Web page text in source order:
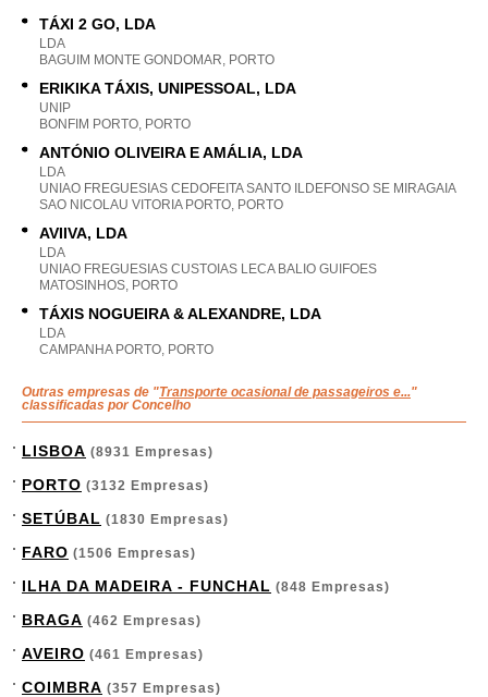
TÁXI 2 GO, LDA
LDA
BAGUIM MONTE GONDOMAR, PORTO
ERIKIKA TÁXIS, UNIPESSOAL, LDA
UNIP
BONFIM PORTO, PORTO
ANTÓNIO OLIVEIRA E AMÁLIA, LDA
LDA
UNIAO FREGUESIAS CEDOFEITA SANTO ILDEFONSO SE MIRAGAIA
SAO NICOLAU VITORIA PORTO, PORTO
AVIIVA, LDA
LDA
UNIAO FREGUESIAS CUSTOIAS LECA BALIO GUIFOES
MATOSINHOS, PORTO
TÁXIS NOGUEIRA & ALEXANDRE, LDA
LDA
CAMPANHA PORTO, PORTO
Outras empresas de "Transporte ocasional de passageiros e..."
classificadas por Concelho
LISBOA (8931 Empresas)
PORTO (3132 Empresas)
SETÚBAL (1830 Empresas)
FARO (1506 Empresas)
ILHA DA MADEIRA - FUNCHAL (848 Empresas)
BRAGA (462 Empresas)
AVEIRO (461 Empresas)
COIMBRA (357 Empresas)